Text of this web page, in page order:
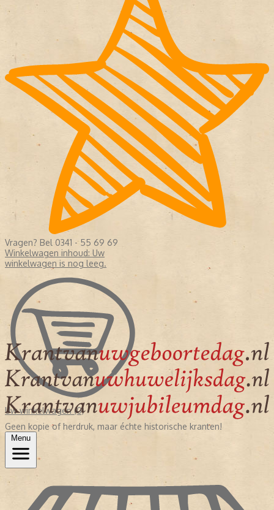
Vragen? Bel 0341 - 55 69 69
Winkelwagen inhoud: Uw
winkelwagen is nog leeg.
Uw winkelwagen (0)
Geen kopie of herdruk, maar échte historische kranten!
Menu